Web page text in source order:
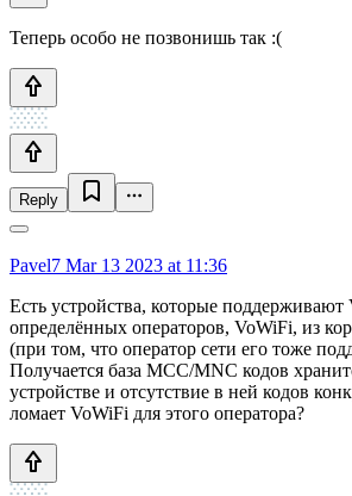
Теперь особо не позвонишь так :(
Reply
Pavel7 Mar 13 2023 at 11:36
Есть устройства, которые поддерживают
определённых операторов, VoWiFi, из
(при том, что оператор сети его тоже
Получается база MCC/MNC кодов
устройстве и отсутствие в ней кодов
ломает VoWiFi для этого оператора?